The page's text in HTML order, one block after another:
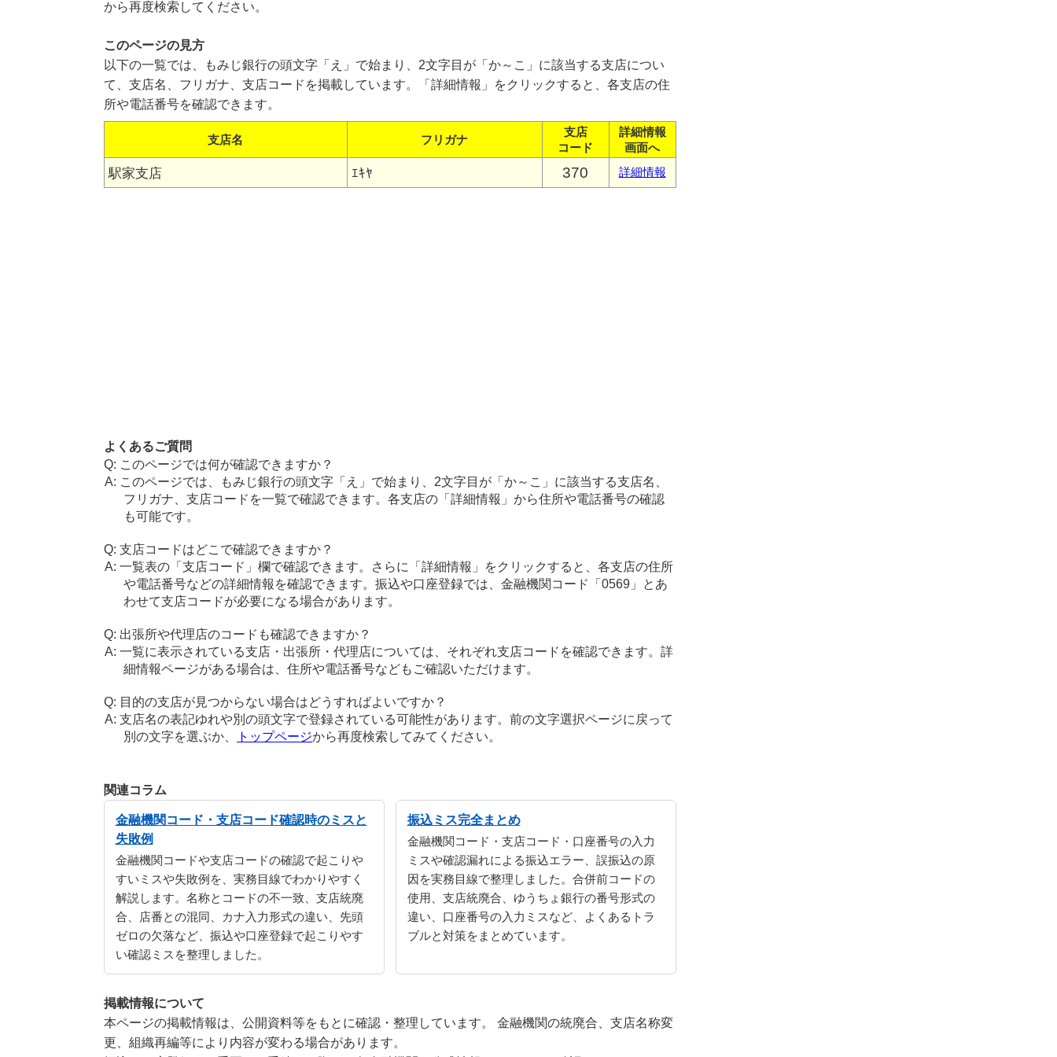
から再度検索してください。
このページの見方
以下の一覧では、もみじ銀行の頭文字「え」で始まり、2文字目が「か～こ」に該当する支店につい
て、支店名、フリガナ、支店コードを掲載しています。「詳細情報」をクリックすると、各支店の住
所や電話番号を確認できます。
支店名 フリガナ
支店
コード
詳細情報
画面へ
駅家支店 ｴｷﾔ 370 詳細情報
よくあるご質問
このページでは何が確認できますか？
このページでは、もみじ銀行の頭文字「え」で始まり、2文字目が「か～こ」に該当する支店名、
フリガナ、支店コードを一覧で確認できます。各支店の「詳細情報」から住所や電話番号の確認
も可能です。
支店コードはどこで確認できますか？
一覧表の「支店コード」欄で確認できます。さらに「詳細情報」をクリックすると、各支店の住所
や電話番号などの詳細情報を確認できます。振込や口座登録では、金融機関コード「0569」とあ
わせて支店コードが必要になる場合があります。
出張所や代理店のコードも確認できますか？
一覧に表示されている支店・出張所・代理店については、それぞれ支店コードを確認できます。詳
細情報ページがある場合は、住所や電話番号などもご確認いただけます。
目的の支店が見つからない場合はどうすればよいですか？
支店名の表記ゆれや別の頭文字で登録されている可能性があります。前の文字選択ページに戻って
別の文字を選ぶか、
トップページから再度検索してみてください。
関連コラム
金融機関コード・支店コード確認時のミスと
失敗例
金融機関コードや支店コードの確認で起こりや
すいミスや失敗例を、実務目線でわかりやすく
解説します。名称とコードの不一致、支店統廃
合、店番との混同、カナ入力形式の違い、先頭
ゼロの欠落など、振込や口座登録で起こりやす
い確認ミスを整理しました。
振込ミス完全まとめ
金融機関コード・支店コード・口座番号の入力
ミスや確認漏れによる振込エラー、誤振込の原
因を実務目線で整理しました。合併前コードの
使用、支店統廃合、ゆうちょ銀行の番号形式の
違い、口座番号の入力ミスなど、よくあるトラ
ブルと対策をまとめています。
掲載情報について
本ページの掲載情報は、公開資料等をもとに確認・整理しています。 金融機関の統廃合、支店名称変
更、組織再編等により内容が変わる場合があります。